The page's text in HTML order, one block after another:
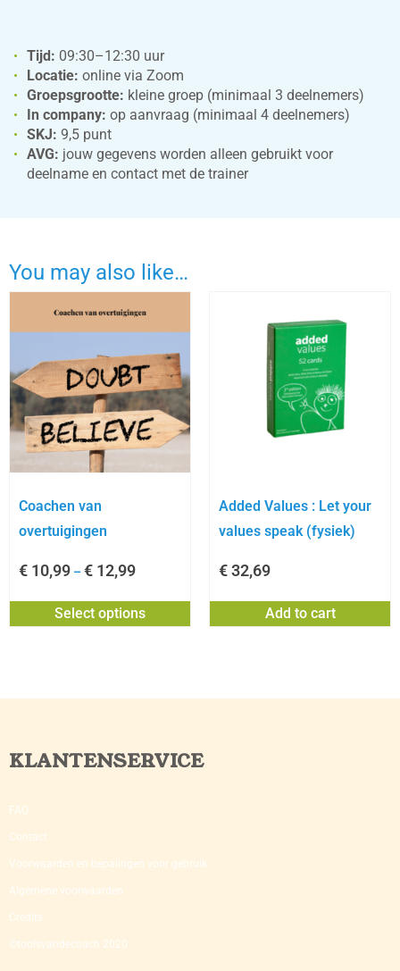
Tijd: 09:30–12:30 uur
Locatie: online via Zoom
Groepsgrootte: kleine groep (minimaal 3 deelnemers)
In company: op aanvraag (minimaal 4 deelnemers)
SKJ: 9,5 punt
AVG: jouw gegevens worden alleen gebruikt voor
deelname en contact met de trainer
You may also like…
Coachen van
overtuigingen
€ 10,99 – € 12,99
Select options
Added Values : Let your
values speak (fysiek)
€32,69
Add to cart
KLANTENSERVICE
FAQ
Contact
Voorwaarden en bepalingen voor gebruik
Algemene voorwaarden
Credits
©toolsvandecoach 2020